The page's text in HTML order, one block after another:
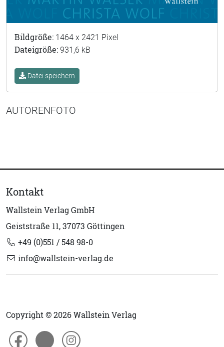
Bildgröße: 1464 x 2421 Pixel
Dateigröße: 931,6 kB
Datei speichern
AUTORENFOTO
Kontakt
Wallstein Verlag GmbH
Geiststraße 11, 37073 Göttingen
+49 (0)551 / 548 98-0
info@wallstein-verlag.de
Copyright © 2026 Wallstein Verlag